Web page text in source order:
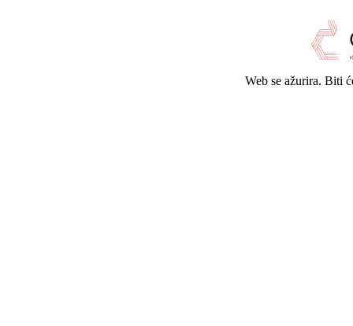
Web se ažurira. Biti